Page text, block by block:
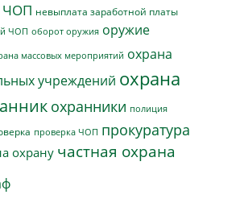
ЧОП невыплата заработной платы
ЧОП оборот оружия оружие
массовых мероприятий охрана
учреждений охрана
охранники полиция
проверка ЧОП прокуратура
охрану частная охрана